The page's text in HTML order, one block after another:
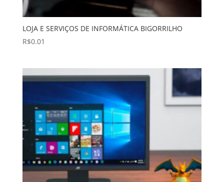
LOJA E SERVIÇOS DE INFORMÁTICA BIGORRILHO
R$0.01